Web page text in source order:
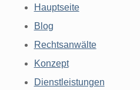
Hauptseite
Blog
Rechtsanwälte
Konzept
Dienstleistungen